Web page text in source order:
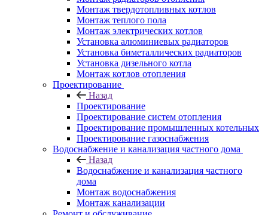
Монтаж твердотопливных котлов
Монтаж теплого пола
Монтаж электрических котлов
Установка алюминиевых радиаторов
Установка биметаллических радиаторов
Установка дизельного котла
Монтаж котлов отопления
Проектирование
Назад
Проектирование
Проектирование систем отопления
Проектирование промышленных котельных
Проектирование газоснабжения
Водоснабжение и канализация частного дома
Назад
Водоснабжение и канализация частного
дома
Монтаж водоснабжения
Монтаж канализации